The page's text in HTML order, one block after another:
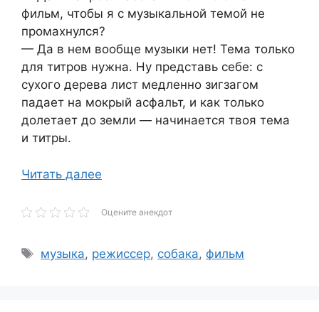
фильм, чтобы я с музыкальной темой не
промахнулся?
— Да в нем вообще музыки нет! Тема только
для титров нужна. Ну представь себе: с
сухого дерева лист медленно зигзагом
падает на мокрый асфальт, и как только
долетает до земли — начинается твоя тема
и титры.
Читать далее
Оцените анекдот
Метки
музыка, режиссер, собака, фильм